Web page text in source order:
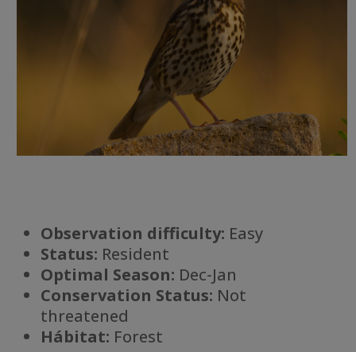
Observation difficulty: Easy
Status: Resident
Optimal Season: Dec-Jan
Conservation Status: Not
threatened
Hábitat: Forest